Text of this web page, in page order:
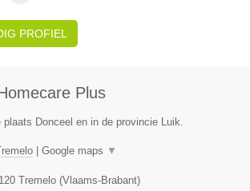
PROFIEL
Plus
plaats Donceel en in de provincie Luik.
| Google maps ▼
Tremelo(Vlaams-Brabant)